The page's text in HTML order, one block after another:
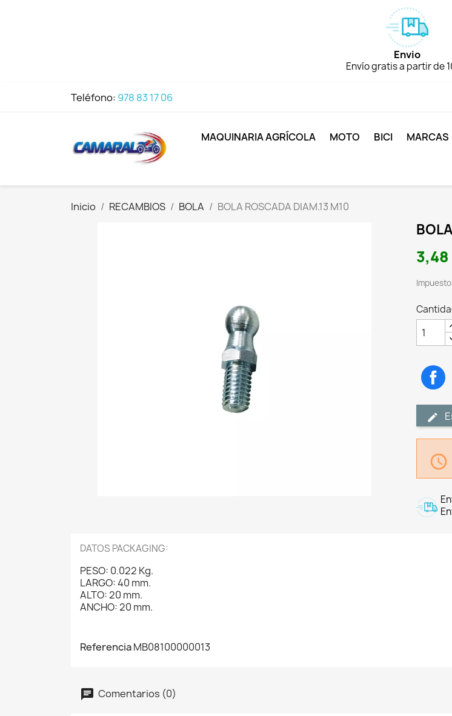
Envio
Envío gratis a partir de
Teléfono: 978 83 17 06
MAQUINARIA AGRÍCOLA MOTO BICI MARCAS
Inicio RECAMBIOS BOLA BOLA ROSCADA DIAM.13 M10

DATOS PACKAGING:
PESO: 0.022 Kg.
LARGO: 40 mm.
ALTO: 20 mm.
ANCHO: 20 mm.
ReferenciaMB08100000013
Comentarios (0)